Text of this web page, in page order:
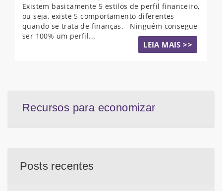
Existem basicamente 5 estilos de perfil financeiro,
ou seja, existe 5 comportamento diferentes
quando se trata de finanças. Ninguém consegue
ser 100% um perfil...
LEIA MAIS >>
Recursos para economizar
Posts recentes